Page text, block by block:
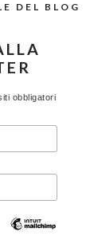
DEL BLOG
obbligatori